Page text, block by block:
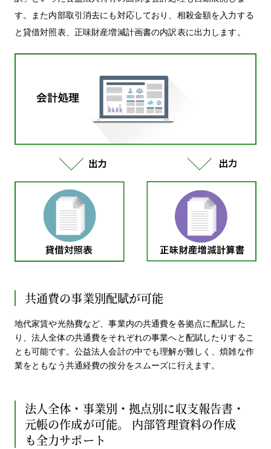
す。また内部取引消去にも対応しており、相殺金額を入力する
と貸借対照表、正味財産増減計画書の内訳表に出力します。
共通費の事業別配賦が可能
地代家賃や光熱費など、事業内の共通費を各拠点に配賦した
り、法人全体の共通費をそれぞれの事業へと配賦したりするこ
とも可能です。公益法人会計の中でも理解が難しく、煩雑な作
業をともなう共通経費の按分をスムーズに行えます。
法人全体・事業別・拠点別に収支報告書・
元帳の作成が可能。
内部管理資料の作成
も全力サポート